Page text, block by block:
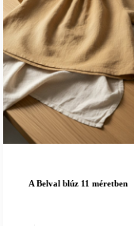
A Belval blúz 11 méretben